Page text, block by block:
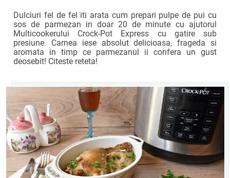
Dulciuri fel de fel iti arata cum prepari pulpe de pui cu
sos de parmezan in doar 20 de minute cu ajutorul
Multicookerului Crock-Pot Express cu gatire sub
presiune. Carnea iese absolut delicioasa, frageda si
aromata in timp ce parmezanul ii confera un gust
deosebit! Citeste reteta!